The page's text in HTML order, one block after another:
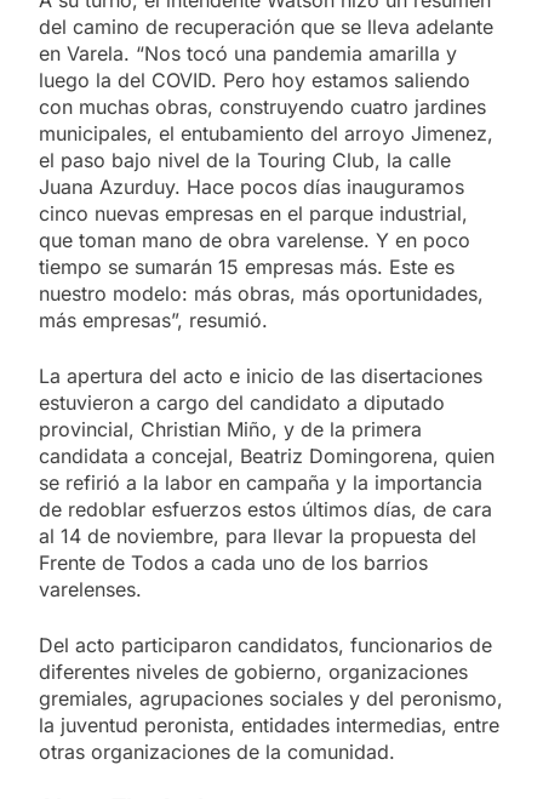
del camino de recuperación que se lleva adelante
en Varela. “Nos tocó una pandemia amarilla y
luego la del COVID. Pero hoy estamos saliendo
con muchas obras, construyendo cuatro jardines
municipales, el entubamiento del arroyo Jimenez,
el paso bajo nivel de la Touring Club, la calle
Juana Azurduy. Hace pocos días inauguramos
cinco nuevas empresas en el parque industrial,
que toman mano de obra varelense. Y en poco
tiempo se sumarán 15 empresas más. Este es
nuestro modelo: más obras, más oportunidades,
más empresas”, resumió.
La apertura del acto e inicio de las disertaciones
estuvieron a cargo del candidato a diputado
provincial, Christian Miño, y de la primera
candidata a concejal, Beatriz Domingorena, quien
se refirió a la labor en campaña y la importancia
de redoblar esfuerzos estos últimos días, de cara
al 14 de noviembre, para llevar la propuesta del
Frente de Todos a cada uno de los barrios
varelenses.
Del acto participaron candidatos, funcionarios de
diferentes niveles de gobierno, organizaciones
gremiales, agrupaciones sociales y del peronismo,
la juventud peronista, entidades intermedias, entre
otras organizaciones de la comunidad.